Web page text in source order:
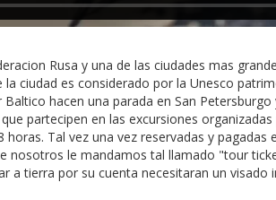
Rusa y una de las ciudades mas
ciudad es considerado por la Unesco
hacen una parada en San
partecipen en las excursiones
Tal vez una vez reservadas y
le mandamos tal llamado "tour
tierra por su cuenta necesitaran un